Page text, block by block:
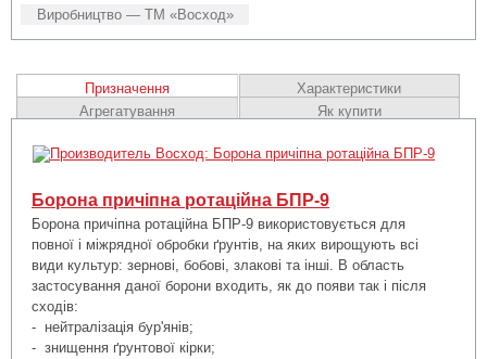
Виробництво — ТМ «Восход»
Призначення
Характеристики
Агрегатування
Як купити
Борона причіпна ротаційна БПР-9
Борона причіпна ротаційна БПР-9 використовується для
повної і міжрядної обробки ґрунтів, на яких вирощують всі
види культур: зернові, бобові, злакові та інші. В область
застосування даної борони входить, як до появи так і після
сходів:
- нейтралізація бур'янів;
- знищення ґрунтової кірки;